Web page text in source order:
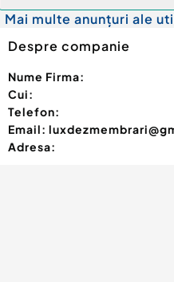
Mai multe anunțuri ale
Despre companie
Nume Firma:
Cui:
Telefon:
Email:
Adresa: